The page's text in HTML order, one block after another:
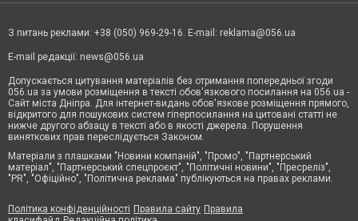
З питань реклами: +38 (050) 969-29-16. E-mail: reklama@056.ua
E-mail редакції: news@056.ua
Допускається цитування матеріалів без отримання попередньої згоди
056.ua за умови розміщення в тексті обов'язкового посилання на 056.ua -
Сайт міста Дніпра. Для інтернет-видань обов'язкове розміщення прямого,
відкритого для пошукових систем гіперпосилання на цитовані статті не
нижче другого абзацу в тексті або в якості джерела. Порушення
виняткових прав переслідується Законом.
Матеріали з плашками "Новини компаній", "Промо", "Партнерський
матеріал", "Партнерський спецпроєкт", "Політичні новини", "Пресреліз",
"PR", "Офіційно", "Політична реклама" публікуються на правах реклами.
Політика конфіденційності Правила сайту Правила